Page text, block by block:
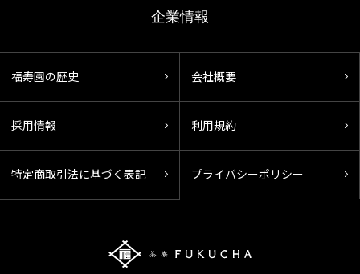
企業情報
福寿園の歴史 会社概要
採用情報 利用規約
特定商取引法に基づく表記 プライバシーポリシー